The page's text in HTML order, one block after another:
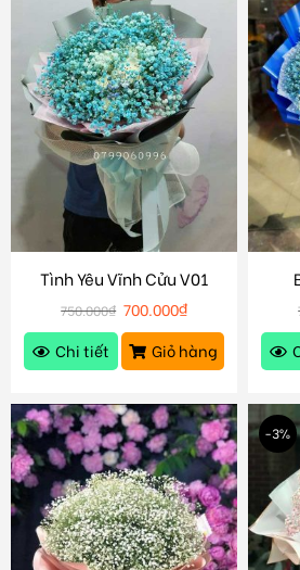
Tình Yêu Vĩnh Cửu V01
750.000₫ 700.000₫
Chi tiết
Giỏ hàng
-3%